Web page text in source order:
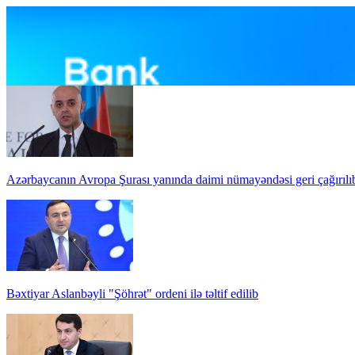
Azərbaycanın Avropa Şurası yanında daimi nümayəndəsi geri
Bəxtiyar Aslanbəyli "Şöhrət" ordeni ilə təltif edilib